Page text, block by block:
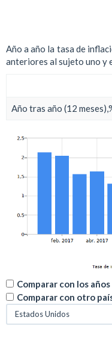
Año a año la tasa de
anteriores al sujeto uno y
Año tras año (12
Comparar con los
Comparar con otro